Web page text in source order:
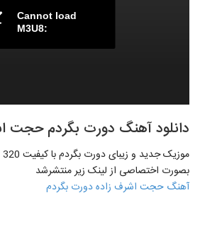
Cannot load
M3U8:
دانلود آهنگ دورت بگردم حجت
بصورت اختصاصی از لینک زیر منتشرشد
آهنگ حجت اشرف زاده دورت بگردم